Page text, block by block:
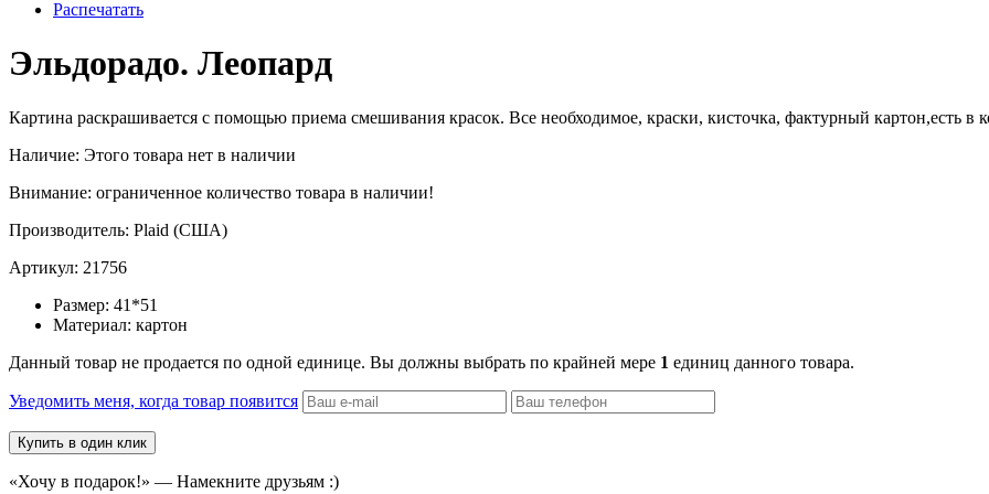
Распечатать
Эльдорадо. Леопард
Картина раскрашивается c помощью приема смешивания красок. Все необходимое, краски, кисточка, фактурный картон,есть в
Наличие: Этого товара нет в наличии
Внимание: ограниченное количество товара в наличии!
Производитель: Plaid (США)
Артикул: 21756
Размер: 41*51
Материал: картон
Данный товар не продается по одной единице. Вы должны выбрать по крайней мере 1 единиц данного товара.
Уведомить меня, когда товар появится
«Хочу в подарок!» — Намекните друзьям :)